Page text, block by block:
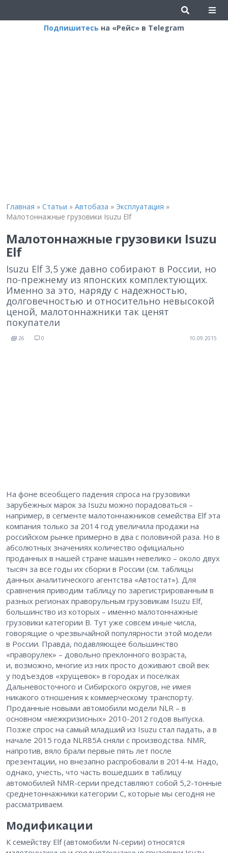
Подпишитесь на «Рейс» в Telegram
Главная » Статьи » Автобаза » Эксплуатация »
Малотоннажные грузовики Isuzu Elf
Малотоннажные грузовики Isuzu
Elf
Isuzu Elf 3,5 уже давно собирают в России, но
по-прежнему из японских комплектующих.
Именно за это, наряду с надежностью,
долговечностью и относительно невысокой
ценой, малотоннажники так ценят
покупатели
26 0 10.09.2015
На фоне всеобщего падения спроса на грузовики
зарубежных марок за Isuzu можно порадоваться –
например, в сегменте малотоннажников семейства Elf эта
компания только за 2014 год увеличила продажи на
российском рынке примерно в два с половиной раза. Но в
абсолютных значениях количество официально
проданных в нашей стране машин невелико – около двух
тысяч за все годы их сборки в России (см. таблицы
данных аналитического агентства «Автостат»). Для
сравнения приводим таблицу по зарегистрированным в
разных регионах праворульным грузовикам Isuzu Elf,
большинство из которых – именно малотоннажные
грузовики категории B. Тут уже совсем иные числа,
говорящие о чрезвычайной популярности этой модели
в России. Правда, подавляющее большинство
«праворулек» – довольно преклонного возраста,
и, возможно, многие из них просто доживают свой век
у подъездов «хрущевок» в городах и поселках
Дальневосточного и Сибирского округов, не имея
никакого отношения к коммерческому транспорту.
Проданные новыми автомобили модели NLR – в
основном «межкризисных» 2010-2012 годов выпуска.
Позже спрос на самый младший из Isuzu стал падать, а в
начале 2015 года NLR85A сняли с производства. NMR,
напротив, вяло брали первые пять лет после
презентации, но внезапно распробовали в ­2014-м. Надо,
однако, учесть, что часть вошедших в таблицу
автомобилей NMR-серии представляют собой 5,2-тонные
среднетоннажники категории С, которые мы сегодня не
рассматриваем.
Модификации
К семейству Elf (автомобили N-серии) относятся